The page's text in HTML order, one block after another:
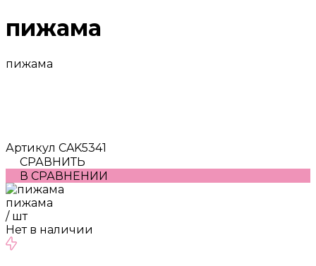
пижама
пижама
Артикул CAK5341
СРАВНИТЬ
В СРАВНЕНИИ
пижама
/ шт
Нет в наличии